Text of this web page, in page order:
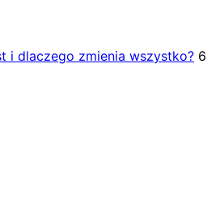
i dlaczego zmienia wszystko? 6